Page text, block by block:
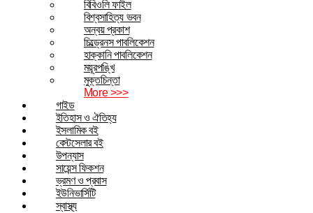
বিবিওলি ফাইল
বিশ্বসাহিত্য ভবন
অন্বয় প্রকাশ
চিল্ড্রেনস পাবলিকেশন
হাক্কানি পাবলিকেশন
ময়ূরপঙ্খি
মুক্তচিন্তা
More >>>
গাইড
ইতিহাস ও ঐতিহ্য
ইসলামিক বই
বেস্টসেলার বই
উপন্যাস
সায়েন্স ফিকশন
ভ্রমণ ও প্রবাস
ইউনিভার্সিটি
স্বাস্থ্য